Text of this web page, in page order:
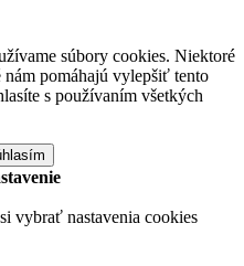
súbory cookies. Niektoré
pomáhajú vylepšiť tento
s používaním všetkých
vybrať nastavenia cookies